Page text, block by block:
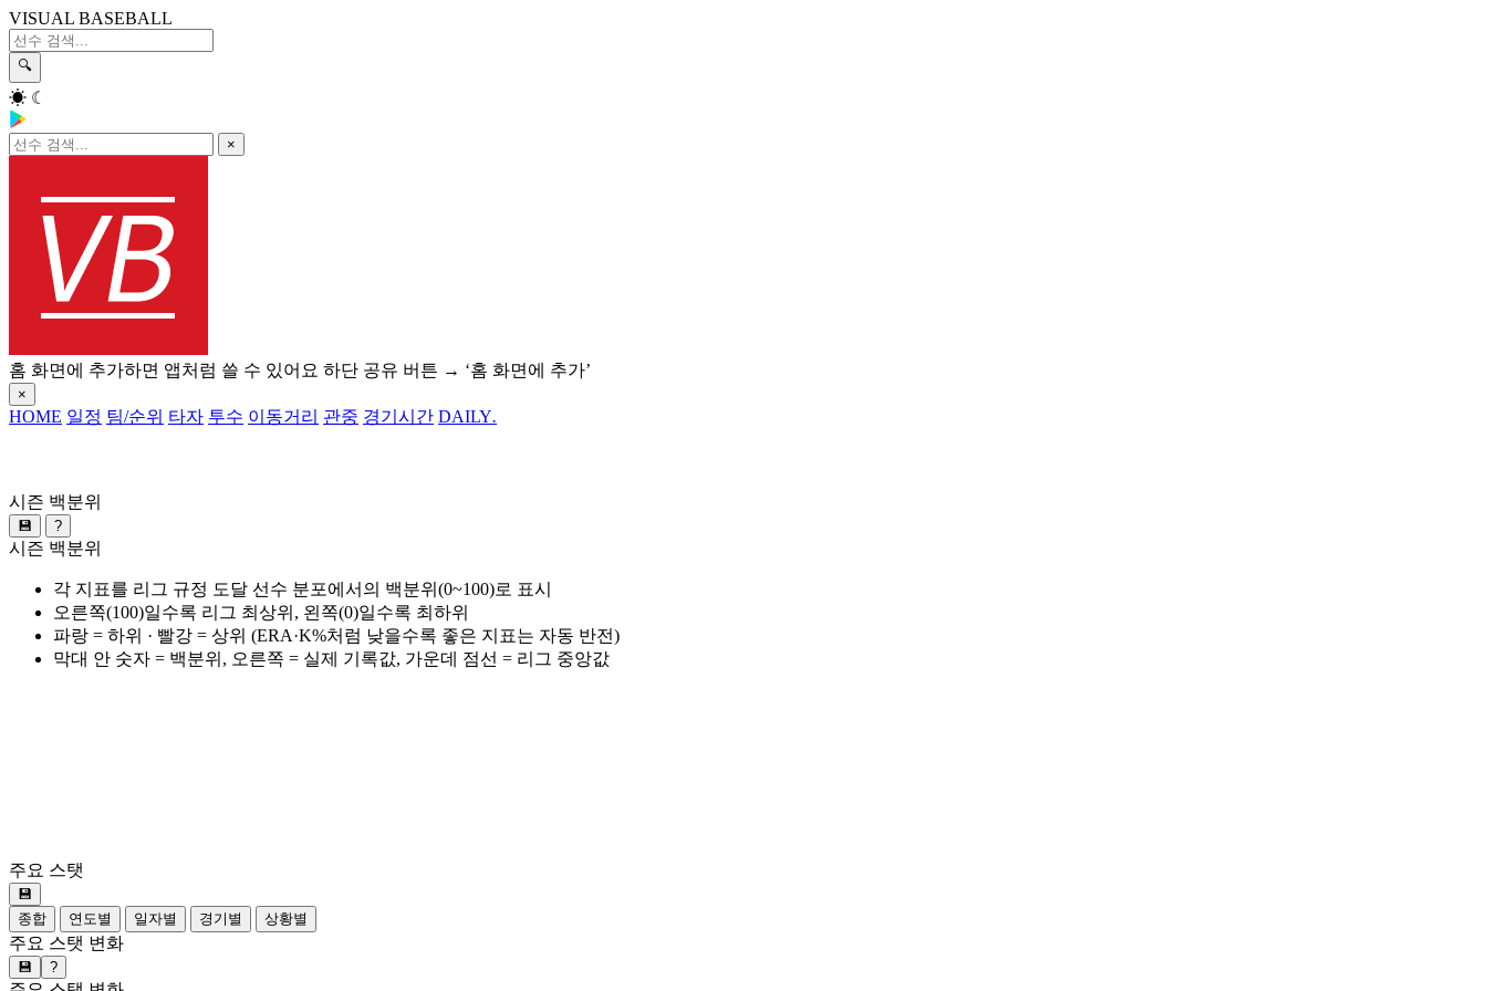
VISUAL BASEBALL
🔍
☀ ☾
×
홈 화면에 추가하면 앱처럼 쓸 수 있어요 하단 공유 버튼 → ‘홈 화면에 추가’
×
HOME 일정 팀/순위 타자 투수 이동거리 관중 경기시간 DAILY.
시즌 백분위
💾 ?
시즌 백분위
각 지표를 리그 규정 도달 선수 분포에서의 백분위(0~100)로 표시
오른쪽(100)일수록 리그 최상위, 왼쪽(0)일수록 최하위
파랑 = 하위 · 빨강 = 상위 (ERA·K%처럼 낮을수록 좋은 지표는 자동 반전)
막대 안 숫자 = 백분위, 오른쪽 = 실제 기록값, 가운데 점선 = 리그 중앙값
주요 스탯
💾
종합
연도별 일자별 경기별 상황별
주요 스탯 변화
💾 ?